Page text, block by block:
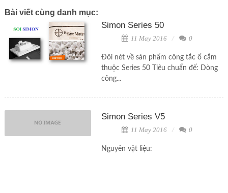
Bài viết cùng danh mục:
Simon Series 50
11 May 2016 0
Đôi nét về sản phẩm công tắc ổ cắm
thuộc Series 50 Tiêu chuẩn đế: Dòng
công...
Simon Series V5
11 May 2016 0
Nguyên vật liệu: